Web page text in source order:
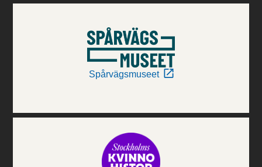
Spårvägsmuseet